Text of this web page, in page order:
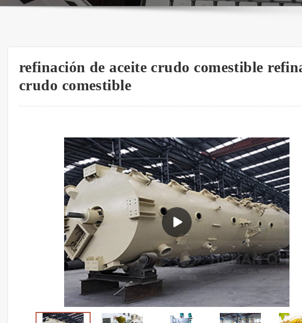
refinación de aceite crudo comestible
crudo comestible